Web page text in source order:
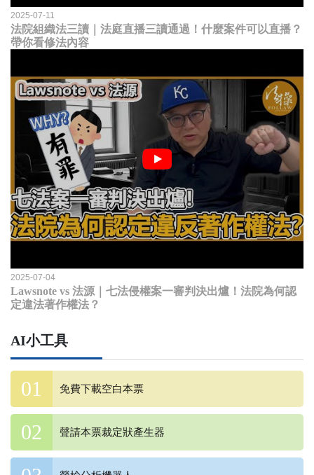
2025-07-11
法院組織法三讀｜法庭直播三讀通過！什麼案件可以直播？
帶你看修法內容
2025-07-04
Lawsnote vs 法源｜七法侵權案一審判決出爐！法院為何認
定違法著作權法？
AI小工具
免費下載空白本票
聲請本票裁定狀產生器